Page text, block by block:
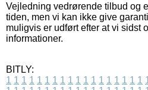
Vejledning vedrørende tilbud og
tiden, men vi kan ikke give
muligvis er udført efter at vi sidst
informationer.
BITLY:
1 1 1 1 1 1 1 1 1 1 1 1 1 1 1 1 1 1